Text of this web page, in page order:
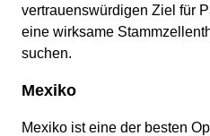
vertrauenswürdigen Ziel für
eine wirksame
suchen.
Mexiko
Mexiko ist eine der besten